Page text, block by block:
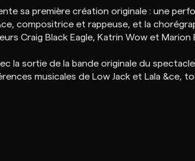
sa première création originale : une
compositrice et rappeuse, et la
Craig Black Eagle, Katrin Wow et Marion
la sortie de la bande originale du